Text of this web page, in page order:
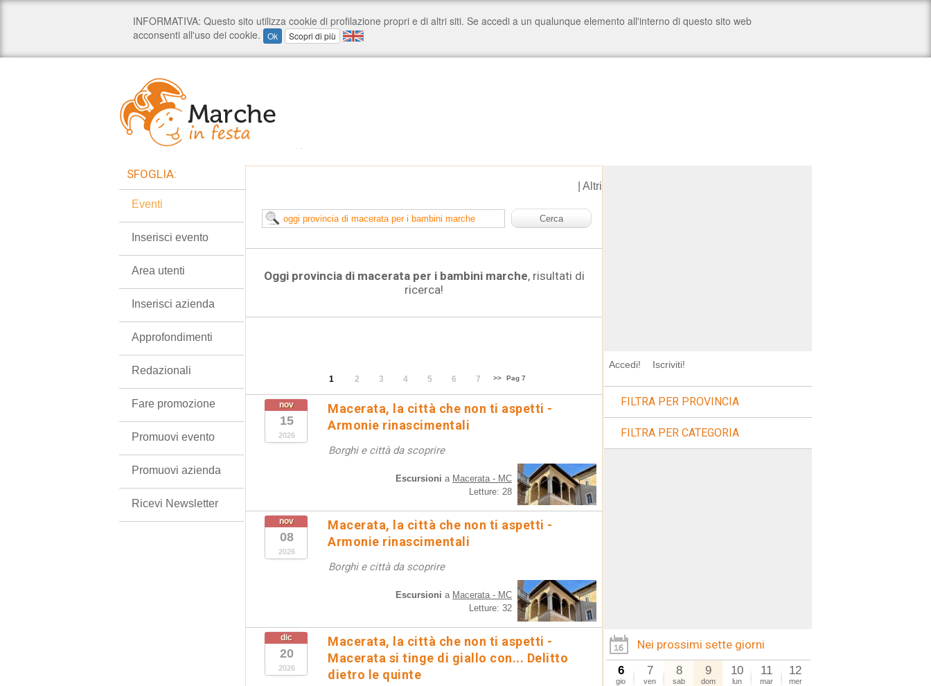
Altri
Oggi provincia di macerata per i bambini marche, risultati di
ricerca!
1 2 3 4 5 6 7 >> Pag 7
nov
15
2026
Macerata, la città che non ti aspetti -
Armonie rinascimentali
Borghi e città da scoprire
Escursioni a Macerata - MC
Letture: 28
nov
08
2026
Macerata, la città che non ti aspetti -
Armonie rinascimentali
Borghi e città da scoprire
Escursioni a Macerata - MC
Letture: 32
dic
20
2026
Macerata, la città che non ti aspetti -
Macerata si tinge di giallo con... Delitto
dietro le quinte
SFOGLIA:
Eventi
Inserisci evento
Area utenti
Inserisci azienda
Approfondimenti
Redazionali
Fare promozione
Promuovi evento
Promuovi azienda
Ricevi Newsletter
Accedi! Iscriviti!
FILTRA PER PROVINCIA
FILTRA PER CATEGORIA
Nei prossimi sette giorni
6
gio
7
ven
8
sab
9
dom
10
lun
11
mar
12
mer